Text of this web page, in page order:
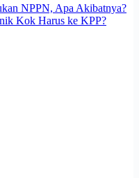
NPPN, Apa Akibatnya?
Kok Harus ke KPP?